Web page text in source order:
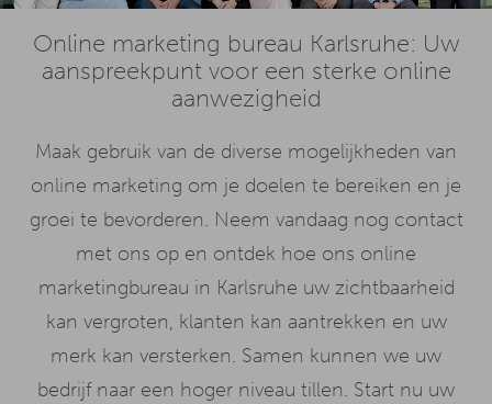
Online marketing bureau Karlsruhe: Uw
aanspreekpunt voor een sterke online
aanwezigheid
Maak gebruik van de diverse mogelijkheden van
online marketing om je doelen te bereiken en je
groei te bevorderen. Neem vandaag nog contact
met ons op en ontdek hoe ons online
marketingbureau in Karlsruhe uw zichtbaarheid
kan vergroten, klanten kan aantrekken en uw
merk kan versterken. Samen kunnen we uw
bedrijf naar een hoger niveau tillen. Start nu uw